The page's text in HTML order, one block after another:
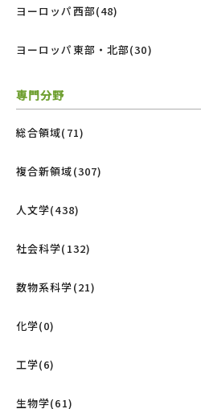
ヨーロッパ西部(48)
ヨーロッパ東部・北部(30)
専門分野
総合領域(71)
複合新領域(307)
人文学(438)
社会科学(132)
数物系科学(21)
化学(0)
工学(6)
生物学(61)